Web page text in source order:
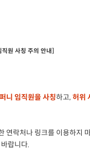
원 사칭 주의 안내]
니 임직원을 사칭하고, 허위
연락처나 링크를 이용하지
랍니다.